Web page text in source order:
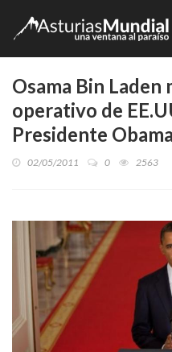
Osama Bin Laden
operativo de
Presidente Obama
02/05/2011 0 2563